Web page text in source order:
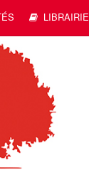
LIBRAIRIE